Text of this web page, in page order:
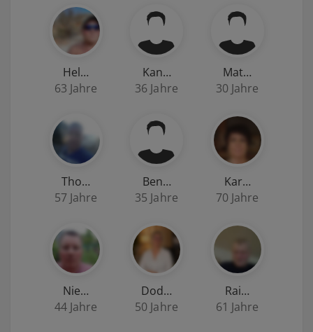
Hel…
63 Jahre
Kan…
36 Jahre
Mat…
30 Jahre
Tho…
57 Jahre
Ben…
35 Jahre
Kar…
70 Jahre
Nie…
44 Jahre
Dod…
50 Jahre
Rai…
61 Jahre